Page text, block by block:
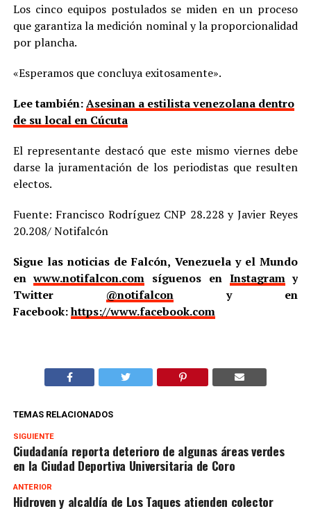
Los cinco equipos postulados se miden en un proceso
que garantiza la medición nominal y la proporcionalidad
por plancha.
«Esperamos que concluya exitosamente».
Lee también:Asesinan a estilista venezolana dentro
de su local en Cúcuta
El representante destacó que este mismo viernes debe
darse la juramentación de los periodistas que resulten
electos.
Fuente: Francisco Rodríguez CNP 28.228 y Javier Reyes
20.208/ Notifalcón
Sigue las noticias de Falcón, Venezuela y el Mundo
enwww.notifalcon.com síguenos en Instagramy
Twitter @notifalcony en
Facebook:https://www.facebook.com
TEMAS RELACIONADOS
SIGUIENTE
Ciudadanía reporta deterioro de algunas áreas verdes
en la Ciudad Deportiva Universitaria de Coro
ANTERIOR
Hidroven y alcaldía de Los Taques atienden colector